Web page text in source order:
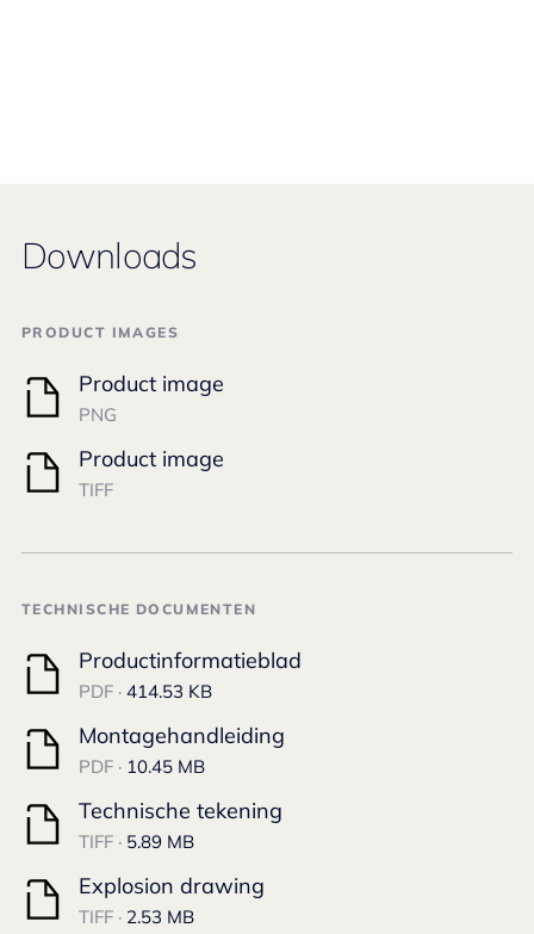
Downloads
PRODUCT IMAGES
Product image
PNG
Product image
TIFF
TECHNISCHE DOCUMENTEN
Productinformatieblad
PDF · 414.53 KB
Montagehandleiding
PDF · 10.45 MB
Technische tekening
TIFF · 5.89 MB
Explosion drawing
TIFF · 2.53 MB